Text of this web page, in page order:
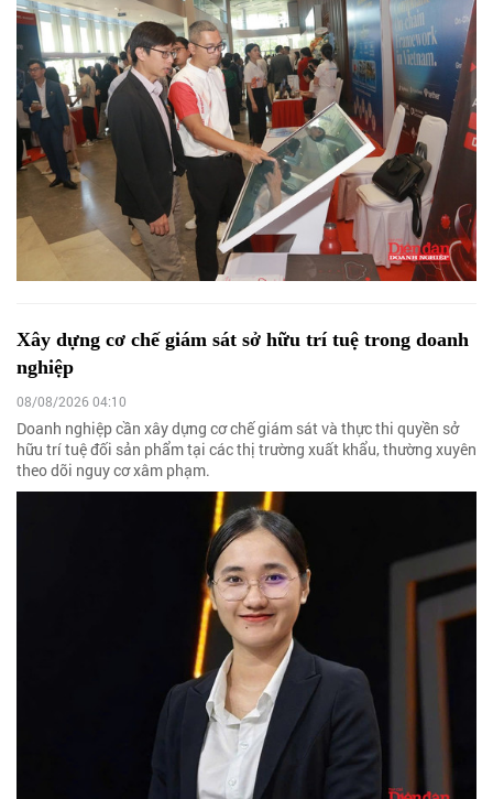
Xây dựng cơ chế giám sát sở hữu trí tuệ trong doanh
nghiệp
08/08/2026 04:10
Doanh nghiệp cần xây dựng cơ chế giám sát và thực thi quyền sở
hữu trí tuệ đối sản phẩm tại các thị trường xuất khẩu, thường xuyên
theo dõi nguy cơ xâm phạm.